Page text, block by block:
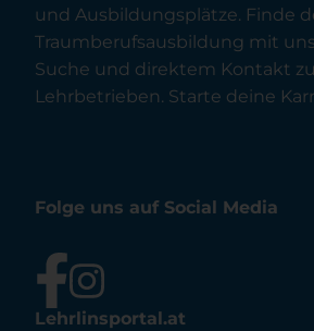
und Ausbildungsplätze. Finde
Traumberufsausbildung mit
Suche und direktem Kontakt
Lehrbetrieben. Starte deine
Folge uns auf Social Media
Lehrlinsportal.at